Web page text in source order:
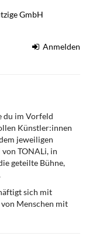
GmbH
Anmelden
du im Vorfeld
Künstler:innen
jeweiligen
TONALi, in
geteilte Bühne,
sich mit
Menschen mit